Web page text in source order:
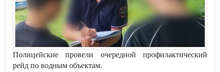
Полицейские провели очередной профилактический
рейд по водным объектам.